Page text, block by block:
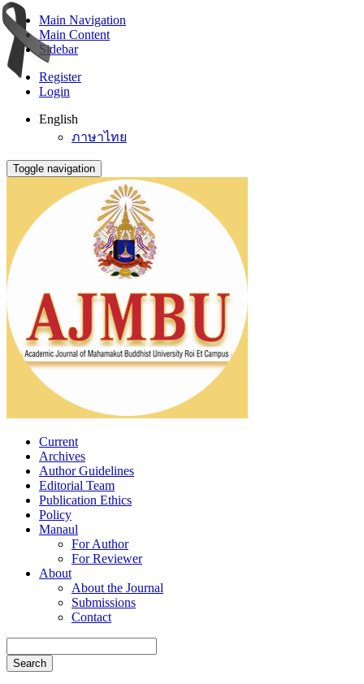
Main Navigation
Main Content
Sidebar
Register
Login
English
ภาษาไทย
Toggle navigation
Current
Archives
Author Guidelines
Editorial Team
Publication Ethics
Policy
Manaul
For Author
For Reviewer
About
About the Journal
Submissions
Contact
Search